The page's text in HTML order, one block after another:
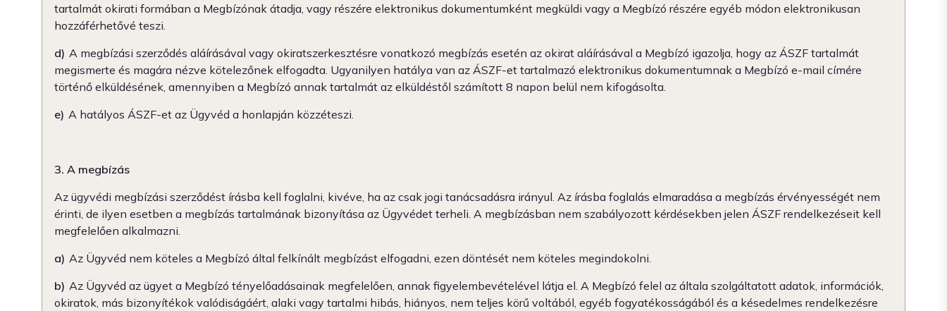
tartalmát okirati formában a Megbízónak átadja, vagy részére elektronikus dokumentumként megküldi vagy a Megbízó részére egyéb módon elektronikusan
hozzáférhetővé teszi.
d) A megbízási szerződés aláírásával vagy okiratszerkesztésre vonatkozó megbízás esetén az okirat aláírásával a Megbízó igazolja, hogy az ÁSZF tartalmát
megismerte és magára nézve kötelezőnek elfogadta. Ugyanilyen hatálya van az ÁSZF-et tartalmazó elektronikus dokumentumnak a Megbízó e-mail címére
történő elküldésének, amennyiben a Megbízó annak tartalmát az elküldéstől számított 8 napon belül nem kifogásolta.
e) A hatályos ÁSZF-et az Ügyvéd a honlapján közzéteszi.
3. A megbízás
Az ügyvédi megbízási szerződést írásba kell foglalni, kivéve, ha az csak jogi tanácsadásra irányul. Az írásba foglalás elmaradása a megbízás érvényességét nem
érinti, de ilyen esetben a megbízás tartalmának bizonyítása az Ügyvédet terheli. A megbízásban nem szabályozott kérdésekben jelen ÁSZF rendelkezéseit kell
megfelelően alkalmazni.
a) Az Ügyvéd nem köteles a Megbízó által felkínált megbízást elfogadni, ezen döntését nem köteles megindokolni.
b) Az Ügyvéd az ügyet a Megbízó tényelőadásainak megfelelően, annak figyelembevételével látja el. A Megbízó felel az általa szolgáltatott adatok, információk,
okiratok, más bizonyítékok valódiságáért, alaki vagy tartalmi hibás, hiányos, nem teljes körű voltából, egyéb fogyatékosságából és a késedelmes rendelkezésre